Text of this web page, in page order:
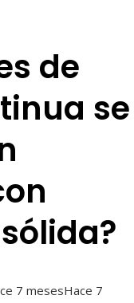
de
se
7 mesesHace 7